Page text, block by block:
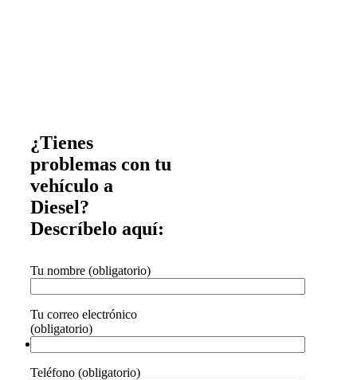
¿Tienes
problemas con tu
vehículo a
Diesel?
Descríbelo aquí:
Tu nombre (obligatorio)
Tu correo electrónico
(obligatorio)
Teléfono (obligatorio)